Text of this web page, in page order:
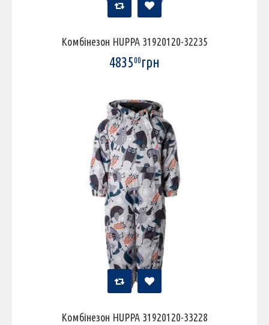
Комбінезон HUPPA 31920120-32235
483500грн
Комбінезон HUPPA 31920120-33228